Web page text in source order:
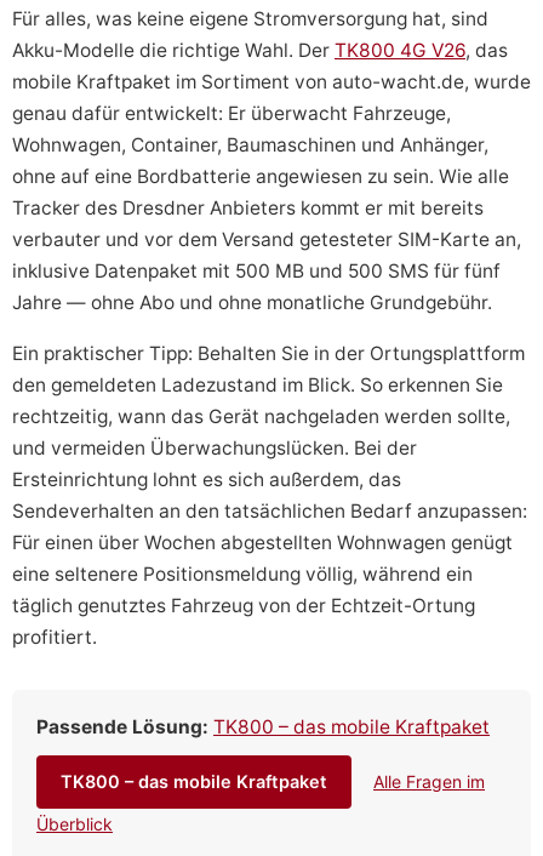
Für alles, was keine eigene Stromversorgung hat, sind
Akku-Modelle die richtige Wahl. Der TK800 4G V26, das
mobile Kraftpaket im Sortiment von auto-wacht.de, wurde
genau dafür entwickelt: Er überwacht Fahrzeuge,
Wohnwagen, Container, Baumaschinen und Anhänger,
ohne auf eine Bordbatterie angewiesen zu sein. Wie alle
Tracker des Dresdner Anbieters kommt er mit bereits
verbauter und vor dem Versand getesteter SIM-Karte an,
inklusive Datenpaket mit 500 MB und 500 SMS für fünf
Jahre — ohne Abo und ohne monatliche Grundgebühr.
Ein praktischer Tipp: Behalten Sie in der Ortungsplattform
den gemeldeten Ladezustand im Blick. So erkennen Sie
rechtzeitig, wann das Gerät nachgeladen werden sollte,
und vermeiden Überwachungslücken. Bei der
Ersteinrichtung lohnt es sich außerdem, das
Sendeverhalten an den tatsächlichen Bedarf anzupassen:
Für einen über Wochen abgestellten Wohnwagen genügt
eine seltenere Positionsmeldung völlig, während ein
täglich genutztes Fahrzeug von der Echtzeit-Ortung
profitiert.
Passende Lösung: TK800 – das mobile Kraftpaket
TK800 – das mobile Kraftpaket Alle Fragen im
Überblick